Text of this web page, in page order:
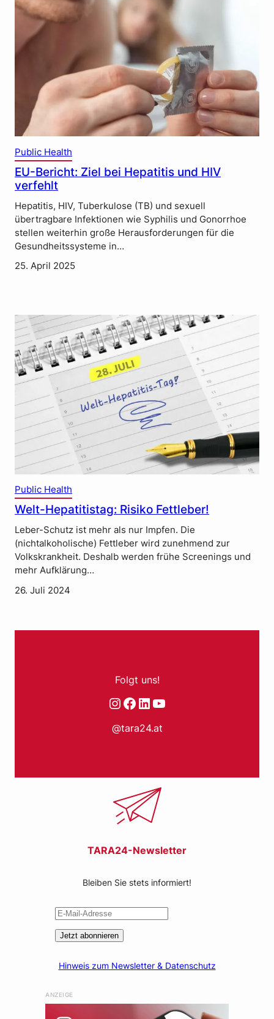
Public Health
EU-Bericht: Ziel bei Hepatitis und HIV
verfehlt
Hepatitis, HIV, Tuberkulose (TB) und sexuell
übertragbare Infektionen wie Syphilis und Gonorrhoe
stellen weiterhin große Herausforderungen für die
Gesundheitssysteme in…
25. April 2025
Public Health
Welt-Hepatitistag: Risiko Fettleber!
Leber-Schutz ist mehr als nur Impfen. Die
(nichtalkoholische) Fettleber wird zunehmend zur
Volkskrankheit. Deshalb werden frühe Screenings und
mehr Aufklärung…
26. Juli 2024
Folgt uns!
Instagram Facebook LinkedIn YouTube
@tara24.at
TARA24-Newsletter
Bleiben Sie stets informiert!
Jetzt abonnieren
Hinweis zum Newsletter & Datenschutz
ANZEIGE